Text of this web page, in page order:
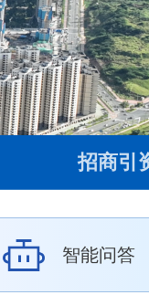
招商引
智能问答